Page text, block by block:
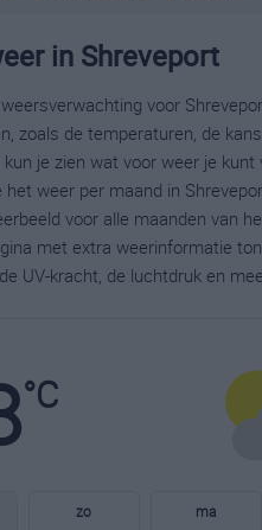
in Shreveport
voor
zoals de temperaturen, de
je zien wat voor weer je
het weer per maand in
voor alle maanden van
met extra weerinformatie
UV-kracht, de luchtdruk en
°C
zo ma